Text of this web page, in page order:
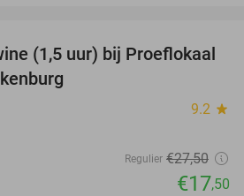
36%
(1,5 uur) bij Proeflokaal
9.2 star
Regulier €27,50
€17,50